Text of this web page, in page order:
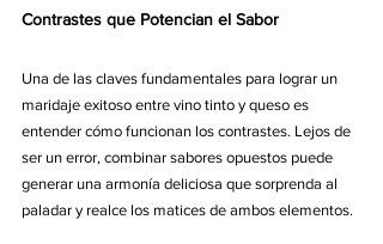
Contrastes que Potencian el Sabor
Una de las claves fundamentales para lograr un
maridaje exitoso entre vino tinto y queso es
entender cómo funcionan los contrastes. Lejos de
ser un error, combinar sabores opuestos puede
generar una armonía deliciosa que sorprenda al
paladar y realce los matices de ambos elementos.